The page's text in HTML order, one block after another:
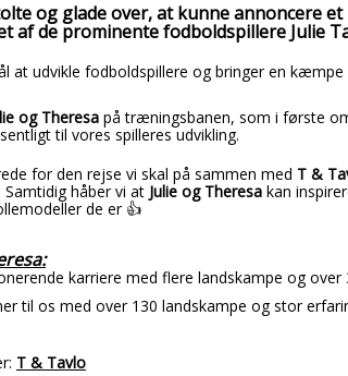
og glade over, at kunne annoncere
af de prominente fodboldspillere Julie
at udvikle fodboldspillere og bringer en
og Theresa på træningsbanen, som i første
til vores spilleres udvikling.
for den rejse vi skal på sammen med T &
håber vi at Julie og Theresa kan
de er 👍
karriere med flere landskampe og
til os med over 130 landskampe og stor
T & Tavlo